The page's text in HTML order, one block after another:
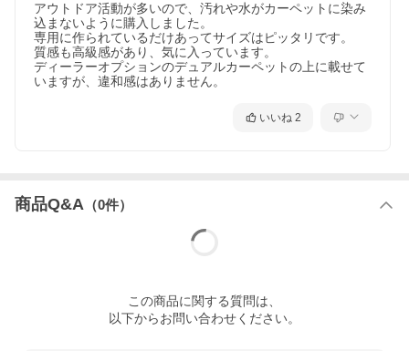
アウトドア活動が多いので、汚れや水がカーペットに染み
込まないように購入しました。
専用に作られているだけあってサイズはピッタリです。
質感も高級感があり、気に入っています。
ディーラーオプションのデュアルカーペットの上に載せて
いますが、違和感はありません。
いいね 2
商品Q&A （0件）
この商品に関する質問は、
以下からお問い合わせください。